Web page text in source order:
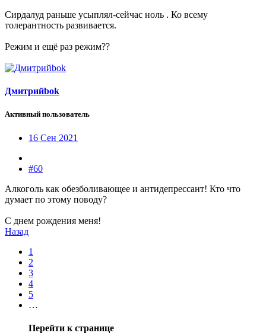
Сирдалуд раньше усыплял-сейчас ноль . Ко всему
толерантность развивается.
Режим и ещё раз режим??
Дмитрийbok
Активный пользователь
16 Сен 2021
#60
Алкоголь как обезболивающее и антидепрессант! Кто что
думает по этому поводу?
С днем рождения меня!
Назад
1
2
3
4
5
…
Перейти к странице